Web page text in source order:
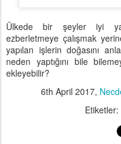
Ülkede bir şeyler iyi
ezberletmeye çalışmak
yapılan işlerin doğasını
neden yaptığını bile
ekleyebilir?
6th April 2017,
Etiketler: